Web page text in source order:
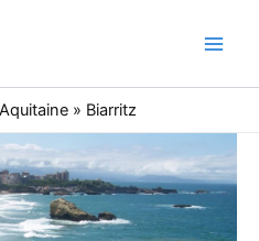
» Biarritz